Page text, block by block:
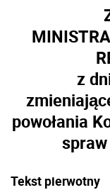
z
powołania
Tekst pierwotny